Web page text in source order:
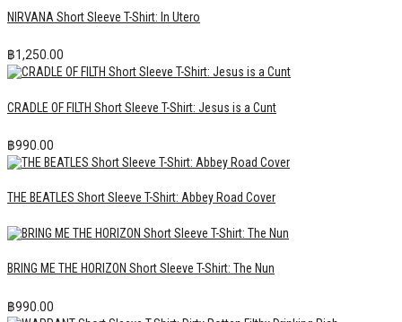
NIRVANA Short Sleeve T-Shirt: In Utero
฿1,250.00
CRADLE OF FILTH Short Sleeve T-Shirt: Jesus is a Cunt
฿990.00
THE BEATLES Short Sleeve T-Shirt: Abbey Road Cover
BRING ME THE HORIZON Short Sleeve T-Shirt: The Nun
฿990.00